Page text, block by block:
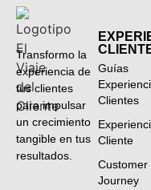
Transformo la
experiencia de
tus clientes
para impulsar
un crecimiento
tangible en tus
resultados.
Guías
Clientes
Cliente
Customer
Journey